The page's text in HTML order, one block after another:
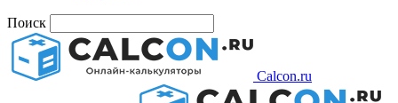
Поиск
Calcon.ru